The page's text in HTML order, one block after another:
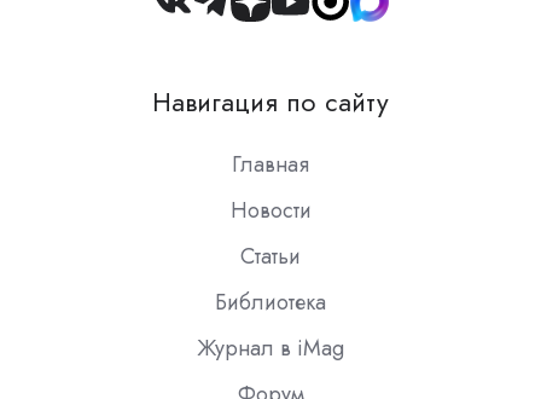
Join
Slack
Навигация по сайту
Главная
Новости
Статьи
Библиотека
Журнал в iMag